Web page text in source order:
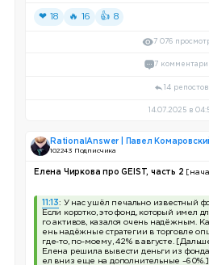
❤ 18 🔥 16 👍 8
7 076
7
14 репостов
14.07.2025 в
RationalAnswer | Павел
102 243 Подписчика
Елена Чиркова про GEIST, часть 2
11:13: У нас ушёл печально известный
Если коротко, это фонд, который имел
го активов, казался очень надёжным.
ень надёжные стратегии в торговле
где-то, по-моему, 42% в августе.
Елена решила вывести деньги из
ел вниз еще на дополнительные –60%.]